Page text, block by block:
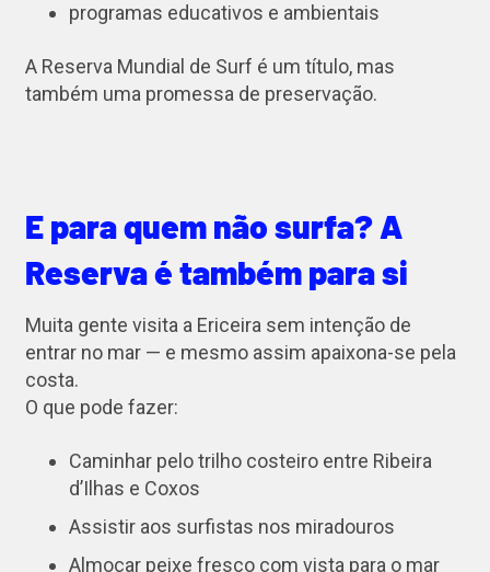
programas educativos e ambientais
A Reserva Mundial de Surf é um título, mas
também uma promessa de preservação.
E para quem não surfa? A
Reserva é também para si
Muita gente visita a Ericeira sem intenção de
entrar no mar — e mesmo assim apaixona-se pela
costa.
O que pode fazer:
Caminhar pelo trilho costeiro entre Ribeira
d’Ilhas e Coxos
Assistir aos surfistas nos miradouros
Almoçar peixe fresco com vista para o mar